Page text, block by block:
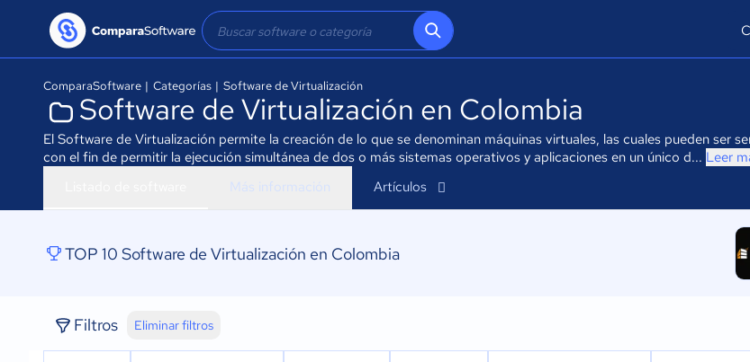
ComparaSoftware | Categorías | Software de Virtualización
Software de Virtualización en Colombia
El Software de Virtualización permite la creación de lo que se denominan máquinas virtuales, las cuales pueden ser
con el fin de permitir la ejecución simultánea de dos o más sistemas operativos y aplicaciones en un único d... Leer
Más información Artículos
TOP 10 Software de Virtualización en Colombia
Filtros Eliminar filtros